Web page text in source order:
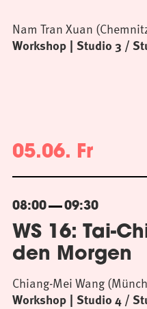
Workshop Studio 3 /
Nam Tran Xuan
05.06. Fr
08:00 09:30
WS 16: Tai-
den Morgen
Workshop Studio 4 /
Chiang-Mei Wang